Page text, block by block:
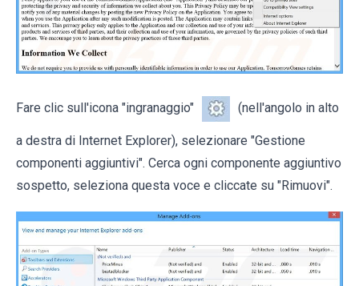
Fare clic sull'icona "ingranaggio" (nell'angolo in alto
a destra di Internet Explorer), selezionare "Gestione
componenti aggiuntivi". Cerca ogni componente aggiuntivo
sospetto, seleziona questa voce e cliccate su "Rimuovi".